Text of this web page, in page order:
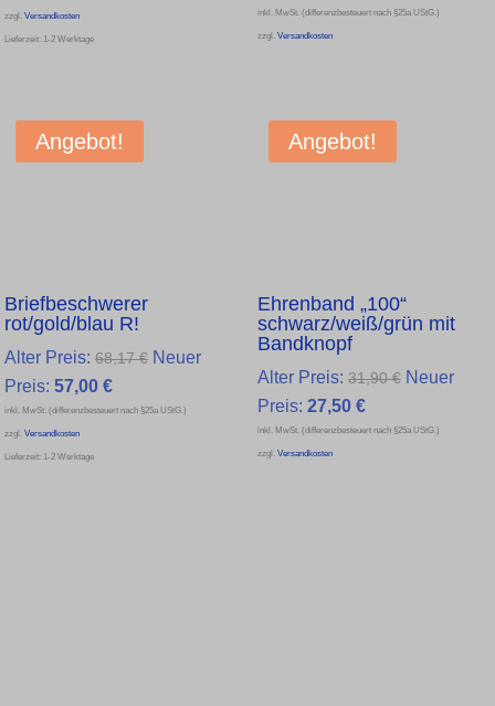
zzgl. Versandkosten
Lieferzeit: 1-2 Werktage
inkl. MwSt. (differenzbesteuert nach §25a UStG.)
zzgl. Versandkosten
Angebot!
Briefbeschwerer
rot/gold/blau R!
Alter Preis: 68,17€ Ursprünglicher
war:
Neuer
Preis: 57,00 €Aktueller
Preis
inkl. MwSt. (differenzbesteuert nach §25a UStG.)
zzgl. Versandkosten
Lieferzeit: 1-2 Werktage
Angebot!
Ehrenband „100“
schwarz/weiß/grün mit
Bandknopf
Alter Preis: 31,90€
war:
Neuer
Preis: 27,50 €Aktueller
Preis
inkl. MwSt. (differenzbesteuert nach §25a UStG.)
zzgl. Versandkosten